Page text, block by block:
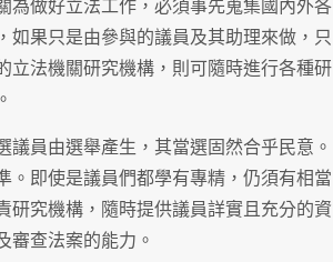
為做好立法工作，必須事先蒐集國內外各
果只是由參與的議員及其助理來做，只
立法機關研究機構，則可隨時進行各種研
員由選舉產生，其當選固然合乎民意。
。即使是議員們都學有專精，仍須有相當
研究機構，隨時提供議員詳實且充分的資
審查法案的能力。